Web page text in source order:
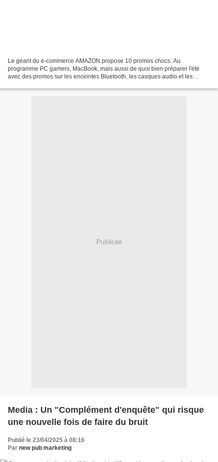
Le géant du e-commerce AMAZON propose 10 promos chocs. Au
programme PC gamers, MacBook, mais aussi de quoi bien préparer l'été
avec des promos sur les enceintes Bluetooth, les casques audio et les
Publicité
Media : Un "Complément d'enquête" qui risque
une nouvelle fois de faire du bruit
Publié le 23/04/2025 à 08:16
Par new pub marketing